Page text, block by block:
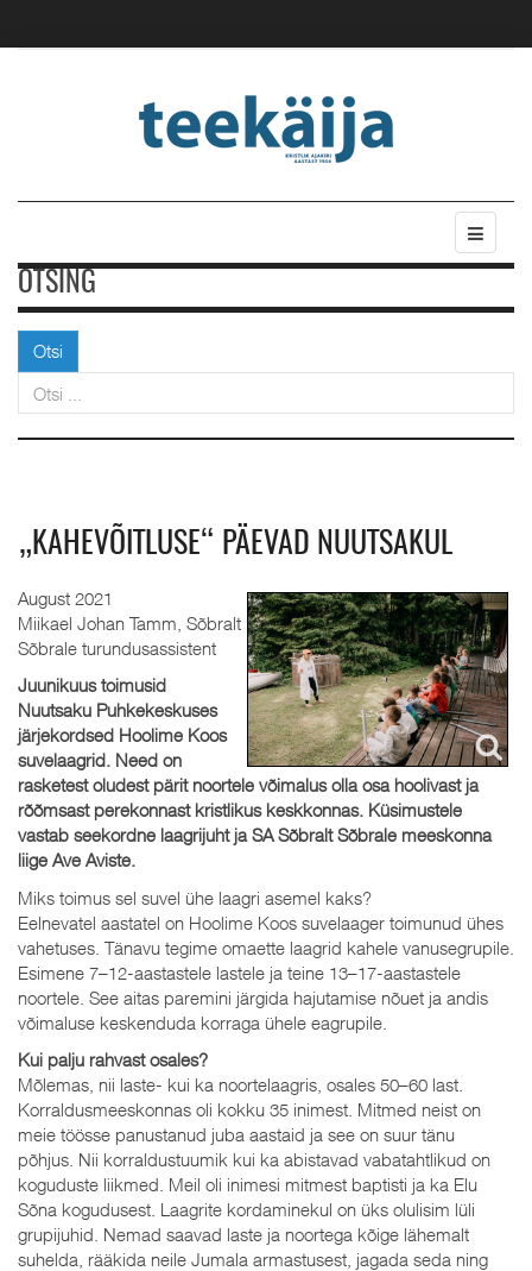
OTSING
Otsi
„KAHEVÕITLUSE“ PÄEVAD NUUTSAKUL
August 2021
Miikael Johan Tamm, Sõbralt
Sõbrale turundusassistent
Juunikuus toimusid
Nuutsaku Puhkekeskuses
järjekordsed Hoolime Koos
suvelaagrid. Need on
rasketest oludest pärit noortele võimalus olla osa hoolivast ja
rõõmsast perekonnast kristlikus keskkonnas. Küsimustele
vastab seekordne laagrijuht ja SA Sõbralt Sõbrale meeskonna
liige Ave Aviste.
Miks toimus sel suvel ühe laagri asemel kaks?
Eelnevatel aastatel on Hoolime Koos suvelaager toimunud ühes
vahetuses. Tänavu tegime omaette laagrid kahele vanusegrupile.
Esimene 7–12-aastastele lastele ja teine 13–17-aastastele
noortele. See aitas paremini järgida hajutamise nõuet ja andis
võimaluse keskenduda korraga ühele eagrupile.
Kui palju rahvast osales?
Mõlemas, nii laste- kui ka noortelaagris, osales 50–60 last.
Korraldusmeeskonnas oli kokku 35 inimest. Mitmed neist on
meie töösse panustanud juba aastaid ja see on suur tänu
põhjus. Nii korraldustuumik kui ka abistavad vabatahtlikud on
koguduste liikmed. Meil oli inimesi mitmest baptisti ja ka Elu
Sõna kogudusest. Laagrite kordaminekul on üks olulisim lüli
grupijuhid. Nemad saavad laste ja noortega kõige lähemalt
suhelda, rääkida neile Jumala armastusest, jagada seda ning